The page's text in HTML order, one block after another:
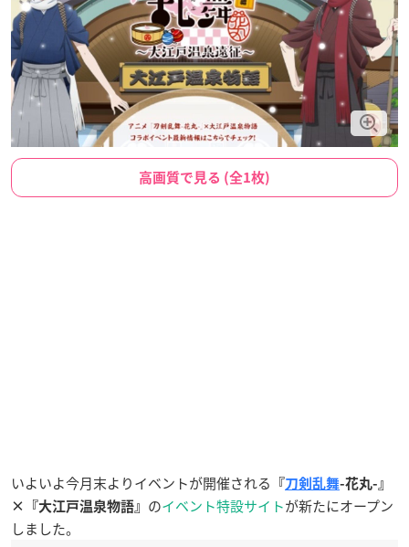
高画質で見る (全1枚)
いよいよ今月末よりイベントが開催される 『刀剣乱舞-花丸-』
×『大江戸温泉物語』 のイベント特設サイトが新たにオープン
しました。